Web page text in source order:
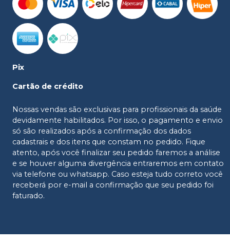
Pix
Cartão de crédito
Nossas vendas são exclusivas para profissionais da saúde
devidamente habilitados. Por isso, o pagamento e envio
só são realizados após a confirmação dos dados
cadastrais e dos itens que constam no pedido. Fique
atento, após você finalizar seu pedido faremos a análise
e se houver alguma divergência entraremos em contato
via telefone ou whatsapp. Caso esteja tudo correto você
receberá por e-mail a confirmação que seu pedido foi
faturado.